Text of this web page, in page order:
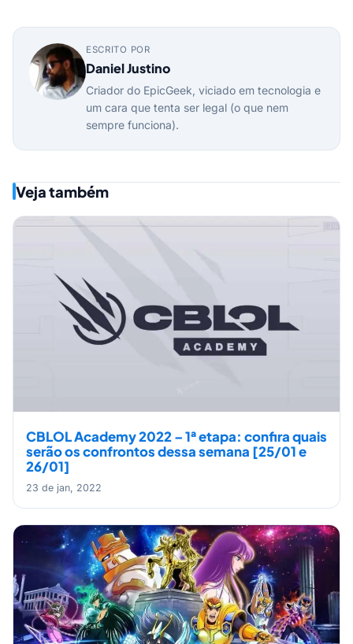
ESCRITO POR
Daniel Justino
Criador do EpicGeek, viciado em tecnologia e
um cara que tenta ser legal (o que nem
sempre funciona).
Veja também
CBLOL Academy 2022 – 1ª etapa: confira quais
serão os confrontos dessa semana [25/01 e
26/01]
23 de jan, 2022